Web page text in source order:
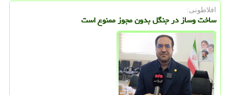
افلاطونی:
ساخت وساز در جنگل بدون مجوز ممنوع است